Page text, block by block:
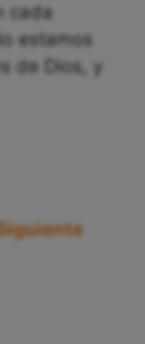
cada
estamos
de Dios, y